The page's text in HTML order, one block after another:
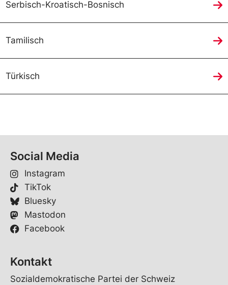
Serbisch-Kroatisch-Bosnisch
Tamilisch
Türkisch
Social Media
Instagram
TikTok
Bluesky
Mastodon
Facebook
Kontakt
Sozialdemokratische Partei der Schweiz